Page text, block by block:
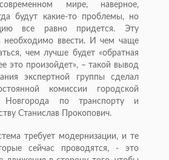
мире, наверное,
будут какие-то проблемы, но
все равно придется. Эту
необходимо ввести. И чем чаще
чем лучше будет «обратная
это произойдет», – такой вывод
экспертной группы сделал
комиссии городской
по транспорту и
Станислав Прокопович.
требует модернизации, и те
сейчас проводятся, - это